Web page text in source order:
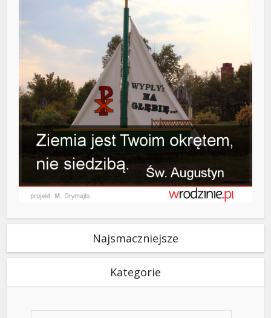
Najsmaczniejsze
Kategorie